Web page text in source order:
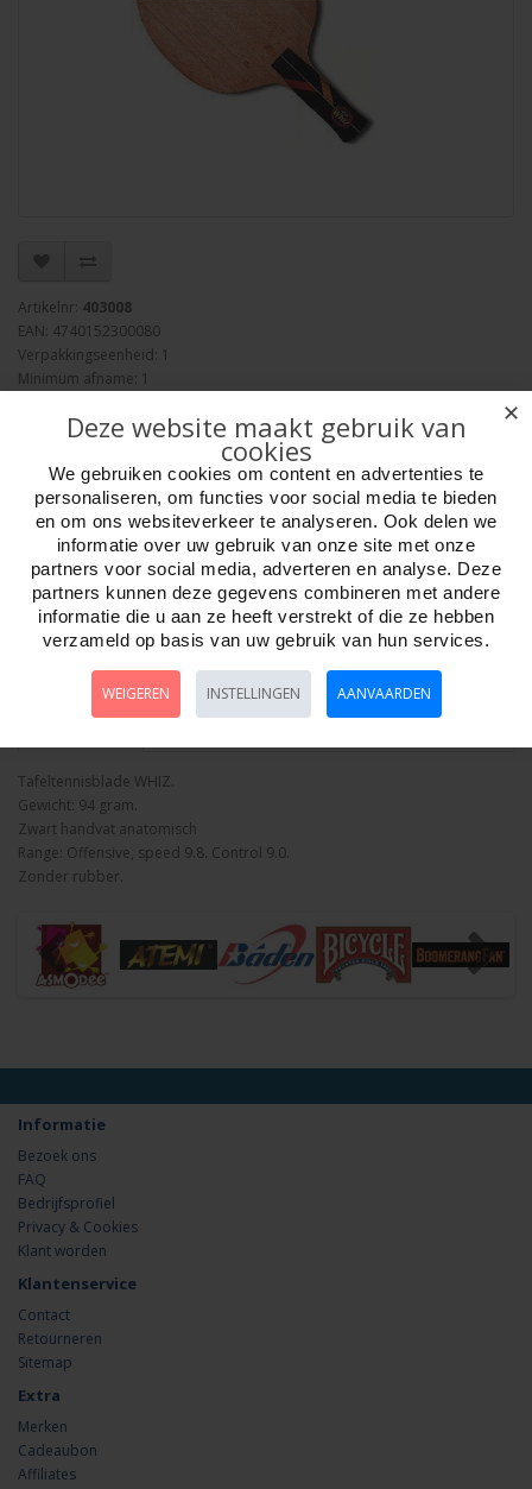
Artikelnr: 403008
EAN: 4740152300080
Verpakkingseenheid: 1
Minimum afname: 1
Aantal
Tafeltennisblade WHIZ.
Gewicht: 94 gram.
Zwart handvat anatomisch
Range: Offensive, speed 9.8. Control 9.0.
Zonder rubber.
Informatie
Bezoek ons
FAQ
Bedrijfsprofiel
Privacy & Cookies
Klant worden
Klantenservice
Contact
Retourneren
Sitemap
Extra
Merken
Cadeaubon
Affiliates
✕
Deze website maakt gebruik van
cookies
We gebruiken cookies om content en advertenties te
personaliseren, om functies voor social media te bieden
en om ons websiteverkeer te analyseren. Ook delen we
informatie over uw gebruik van onze site met onze
partners voor social media, adverteren en analyse. Deze
partners kunnen deze gegevens combineren met andere
informatie die u aan ze heeft verstrekt of die ze hebben
verzameld op basis van uw gebruik van hun services.
WEIGEREN INSTELLINGEN AANVAARDEN